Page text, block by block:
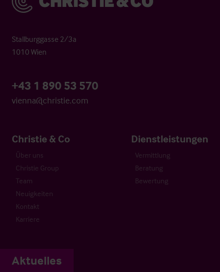
Stallburggasse 2/3a
1010 Wien
+43 1 890 53 570
vienna@christie.com
Christie & Co
Über uns
Christie Group
Team
Neuigkeiten
Kontakt
Karriere
Dienstleistungen
Vermittlung
Beratung
Bewertung
Aktuelles